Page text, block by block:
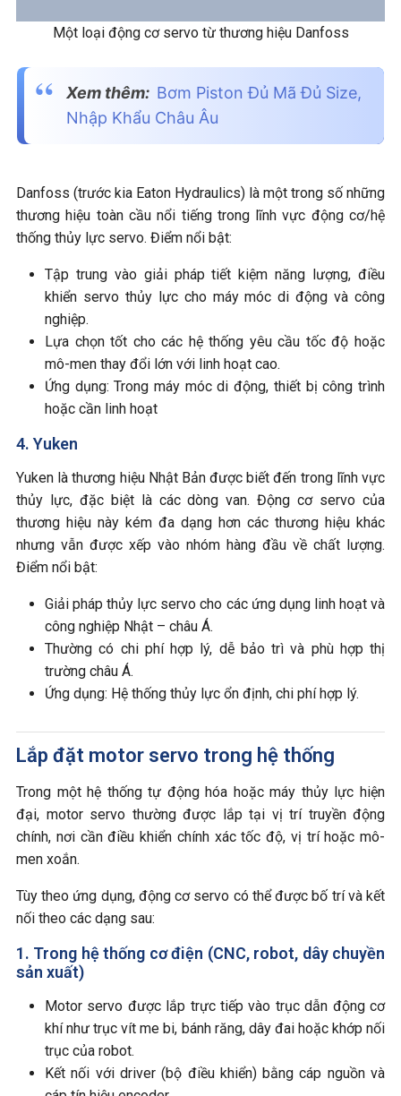
Một loại động cơ servo từ thương hiệu Danfoss
Xem thêm: Bơm Piston Đủ Mã Đủ Size,
Nhập Khẩu Châu Âu
Danfoss (trước kia Eaton Hydraulics) là một trong số những
thương hiệu toàn cầu nổi tiếng trong lĩnh vực động cơ/hệ
thống thủy lực servo. Điểm nổi bật:
Tập trung vào giải pháp tiết kiệm năng lượng, điều
khiển servo thủy lực cho máy móc di động và công
nghiệp.
Lựa chọn tốt cho các hệ thống yêu cầu tốc độ hoặc
mô-men thay đổi lớn với linh hoạt cao.
Ứng dụng: Trong máy móc di động, thiết bị công trình
hoặc cần linh hoạt
4. Yuken
Yuken là thương hiệu Nhật Bản được biết đến trong lĩnh vực
thủy lực, đặc biệt là các dòng van. Động cơ servo của
thương hiệu này kém đa dạng hơn các thương hiệu khác
nhưng vẫn được xếp vào nhóm hàng đầu về chất lượng.
Điểm nổi bật:
Giải pháp thủy lực servo cho các ứng dụng linh hoạt và
công nghiệp Nhật – châu Á.
Thường có chi phí hợp lý, dễ bảo trì và phù hợp thị
trường châu Á.
Ứng dụng: Hệ thống thủy lực ổn định, chi phí hợp lý.
Lắp đặt motor servo trong hệ thống
Trong một hệ thống tự động hóa hoặc máy thủy lực hiện
đại, motor servo thường được lắp tại vị trí truyền động
chính, nơi cần điều khiển chính xác tốc độ, vị trí hoặc mô-
men xoắn.
Tùy theo ứng dụng, động cơ servo có thể được bố trí và kết
nối theo các dạng sau:
1. Trong hệ thống cơ điện (CNC, robot, dây chuyền
sản xuất)
Motor servo được lắp trực tiếp vào trục dẫn động cơ
khí như trục vít me bi, bánh răng, dây đai hoặc khớp nối
trục của robot.
Kết nối với driver (bộ điều khiển) bằng cáp nguồn và